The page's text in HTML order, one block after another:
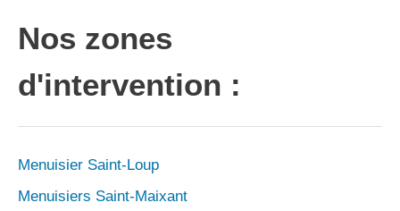
Nos zones
d'intervention :
Menuisier Saint-Loup
Menuisiers Saint-Maixant